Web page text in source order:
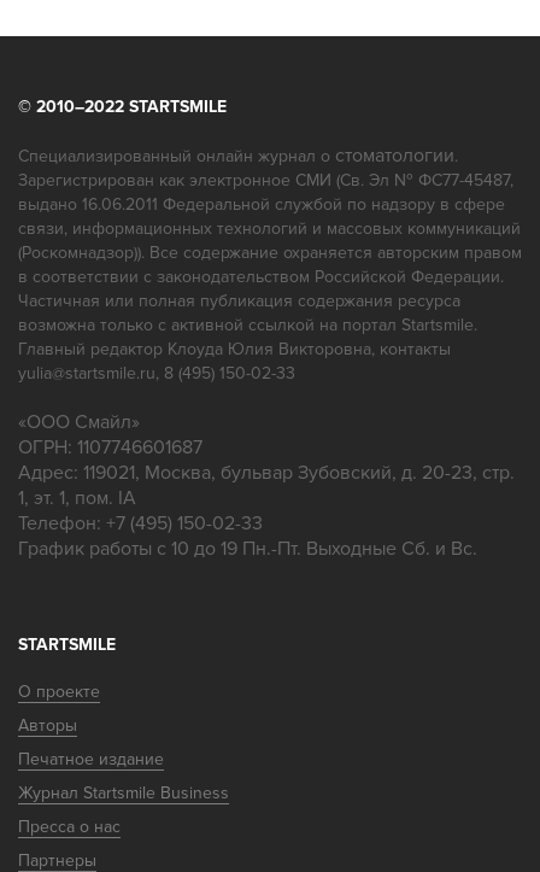
Протезирование
Профгигиена
Ремонт зубных протезов
© 2010–2022 STARTSMILE
Специализированный онлайн журнал о стоматологии.
Зарегистрирован как электронное СМИ (Св. Эл № ФС77-45487,
выдано 16.06.2011 Федеральной службой по надзору в сфере
связи, информационных технологий и массовых коммуникаций
(Роскомнадзор)). Все содержание охраняется авторским правом
в соответствии с законодательством Российской Федерации.
Частичная или полная публикация содержания ресурса
возможна только с активной ссылкой на портал Startsmile.
Главный редактор Клоуда Юлия Викторовна, контакты
yulia@startsmile.ru, 8 (495) 150-02-33
«ООО Смайл»
ОГРН: 1107746601687
Адрес: 119021, Москва, бульвар Зубовский, д. 20-23, стр.
1, эт. 1, пом. IA
Телефон: +7 (495) 150-02-33
График работы с 10 до 19 Пн.-Пт. Выходные Сб. и Вс.
STARTSMILE
О проекте
Авторы
Печатное издание
Журнал Startsmile Business
Пресса о нас
Партнеры